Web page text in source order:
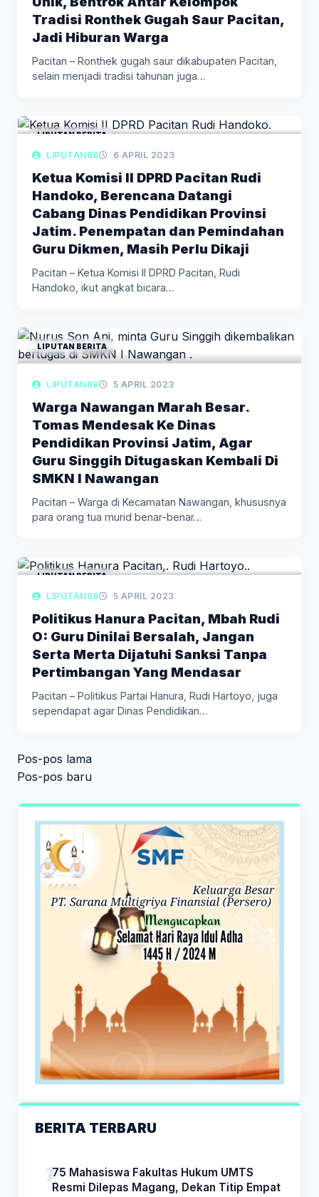
Tradisi Ronthek Gugah Saur Pacitan,
Jadi Hiburan Warga
Pacitan – Ronthek gugah saur dikabupaten Pacitan,
selain menjadi tradisi tahunan juga…
LIPUTAN BERITA
LIPUTAN68 6 APRIL 2023
Ketua Komisi II DPRD Pacitan Rudi
Handoko, Berencana Datangi
Cabang Dinas Pendidikan Provinsi
Jatim. Penempatan dan Pemindahan
Guru Dikmen, Masih Perlu Dikaji
Pacitan – Ketua Komisi II DPRD Pacitan, Rudi
Handoko, ikut angkat bicara…
LIPUTAN BERITA
LIPUTAN68 5 APRIL 2023
Warga Nawangan Marah Besar.
Tomas Mendesak Ke Dinas
Pendidikan Provinsi Jatim, Agar
Guru Singgih Ditugaskan Kembali Di
SMKN I Nawangan
Pacitan – Warga di Kecamatan Nawangan, khususnya
para orang tua murid benar-benar…
LIPUTAN BERITA
LIPUTAN68 5 APRIL 2023
Politikus Hanura Pacitan, Mbah Rudi
O: Guru Dinilai Bersalah, Jangan
Serta Merta Dijatuhi Sanksi Tanpa
Pertimbangan Yang Mendasar
Pacitan – Politikus Partai Hanura, Rudi Hartoyo, juga
sependapat agar Dinas Pendidikan…
Navigasi
pos
Pos-pos lama
Pos-pos baru
BERITA TERBARU
75 Mahasiswa Fakultas Hukum UMTS
Resmi Dilepas Magang, Dekan Titip Empat